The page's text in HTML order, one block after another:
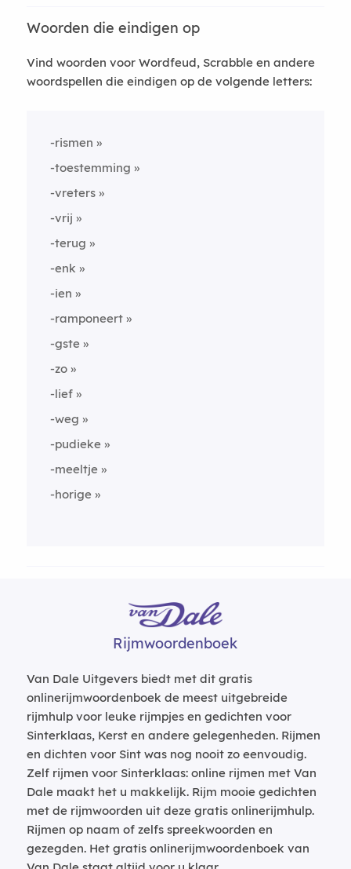
Woorden die eindigen op
Vind woorden voor Wordfeud, Scrabble en andere
woordspellen die eindigen op de volgende letters:
-rismen
-toestemming
-vreters
-vrij
-terug
-enk
-ien
-ramponeert
-gste
-zo
-lief
-weg
-pudieke
-meeltje
-horige
Rijmwoordenboek
Van Dale Uitgevers biedt met dit gratis
onlinerijmwoordenboek de meest uitgebreide
rijmhulp voor leuke rijmpjes en gedichten voor
Sinterklaas, Kerst en andere gelegenheden. Rijmen
en dichten voor Sint was nog nooit zo eenvoudig.
Zelf rijmen voor Sinterklaas: online rijmen met Van
Dale maakt het u makkelijk. Rijm mooie gedichten
met de rijmwoorden uit deze gratis onlinerijmhulp.
Rijmen op naam of zelfs spreekwoorden en
gezegden. Het gratis onlinerijmwoordenboek van